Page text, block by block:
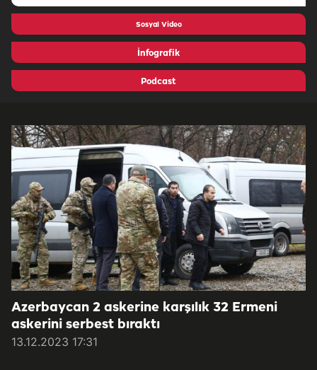
Sosyal Video
İnfografik
Podcast
Azerbaycan 2 askerine karşılık 32 Ermeni
askerini serbest bıraktı
13.12.2023 17:31